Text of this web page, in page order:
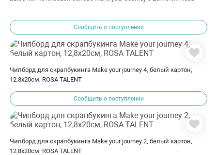
Сообщить о поступлении
Чипборд для скрапбукинга Make your journey 4, белый картон,
12,8х20см, ROSA TALENT
Сообщить о поступлении
Чипборд для скрапбукинга Make your journey 2, белый картон,
12,8х20см, ROSA TALENT